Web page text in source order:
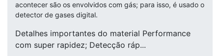
acontecer são os envolvidos com gás; para isso, é usado o
detector de gases digital.
Detalhes importantes do material Performance
com super rapidez; Detecção ráp...